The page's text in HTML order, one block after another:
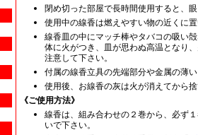
閉め切った部屋で長時間使用すると、
使用中の線香は燃えやすい物の近くに
線香皿の中にマッチ棒やタバコの吸い
体に火がつき、皿が思わぬ高温となり
注意して下さい。
付属の線香立具の先端部分や金属の薄
使用後、お線香の灰は火が消えてから捨
《ご使用方法》
線香は、組み合わせの２巻から、必ず
いで下さい。